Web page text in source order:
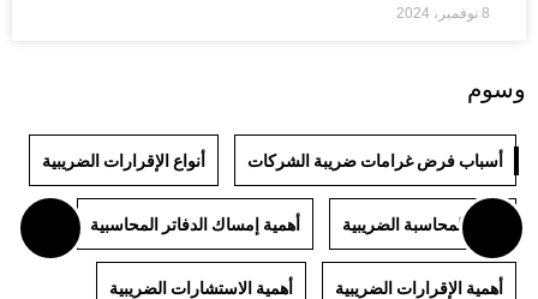
8 نوفمبر، 2024
وسوم
أسباب فرض غرامات ضريبة الشركات أنواع الإقرارات الضريبية
أنواع المحاسبة الضريبية أهمية إمساك الدفاتر المحاسبية
أهمية الإقرارات الضريبية أهمية الاستشارات الضريبية